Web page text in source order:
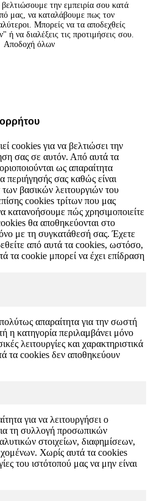
την εμπειρία σου κατά
μας, να καταλάβουμε πως τον
Μπορείς να τα αποδεχθείς
να διαλέξεις τις προτιμήσεις σου.
Αποδοχή όλων
cookies για να βελτιώσει την
σας σε αυτόν. Από αυτά τα
ως απαραίτητα
σας καθώς είναι
των βασικών λειτουργιών του
cookies τρίτων που μας
κατανοήσουμε πώς χρησιμοποιείτε
θα αποθηκεύονται στο
με τη συγκατάθεσή σας. Έχετε
από αυτά τα cookies, ωστόσο,
τα cookie μπορεί να έχει επίδραση
απαραίτητα για την σωστή
η κατηγορία περιλαμβάνει μόνο
λειτουργίες και χαρακτηριστικά
τα cookies δεν αποθηκεύουν
για να λειτουργήσει ο
τη συλλογή προσωπικών
στοιχείων, διαφημίσεων,
Χωρίς αυτά τα cookies
του ιστότοπού μας να μην είναι